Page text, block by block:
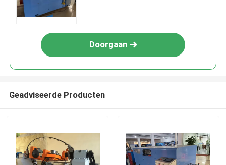
Doorgaan
Geadviseerde Producten